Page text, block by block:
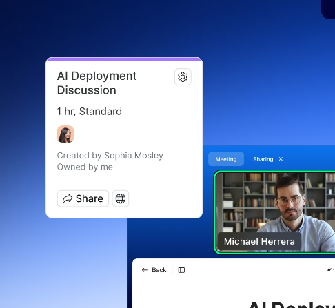
Bonsai
Zainstaluj na komputerze stacjonarnym